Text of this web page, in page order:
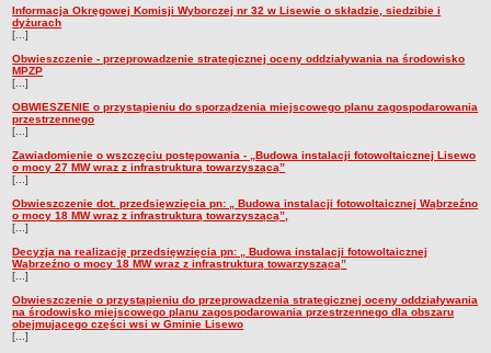
Informacja Okręgowej Komisji Wyborczej nr 32 w Lisewie o składzie, siedzibie i
dyżurach
[...]
Obwieszczenie - przeprowadzenie strategicznej oceny oddziaływania na środowisko
MPZP
[...]
OBWIESZENIE o przystąpieniu do sporządzenia miejscowego planu zagospodarowania
przestrzennego
[...]
Zawiadomienie o wszczęciu postępowania - „Budowa instalacji fotowoltaicznej Lisewo
o mocy 27 MW wraz z infrastrukturą towarzyszącą”
[...]
Obwieszczenie dot. przedsięwzięcia pn: „ Budowa instalacji fotowoltaicznej Wąbrzeźno
o mocy 18 MW wraz z infrastrukturą towarzyszącą”,
[...]
Decyzja na realizację przedsięwzięcia pn: „ Budowa instalacji fotowoltaicznej
Wąbrzeźno o mocy 18 MW wraz z infrastrukturą towarzyszącą”
[...]
Obwieszczenie o przystąpieniu do przeprowadzenia strategicznej oceny oddziaływania
na środowisko miejscowego planu zagospodarowania przestrzennego dla obszaru
obejmującego części wsi w Gminie Lisewo
[...]